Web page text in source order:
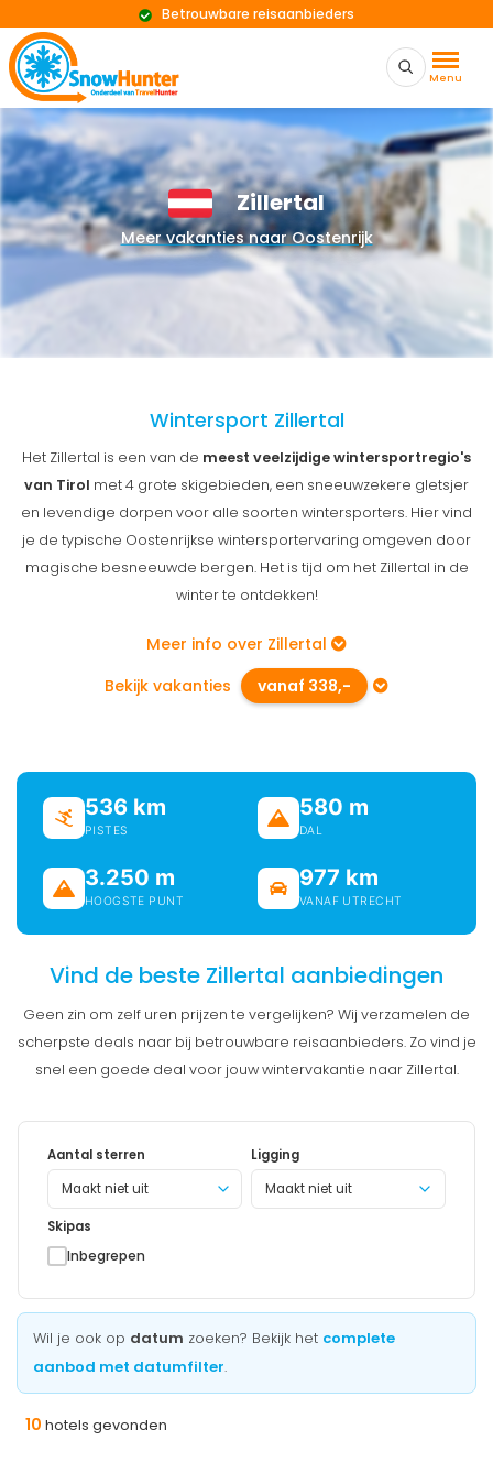
Menu
Betrouwbare reisaanbieders
Zillertal
Meer vakanties naar Oostenrijk
Wintersport Zillertal
Het Zillertal is een van de meest veelzijdige wintersportregio's
van Tirol met 4 grote skigebieden, een sneeuwzekere gletsjer
en levendige dorpen voor alle soorten wintersporters. Hier vind
je de typische Oostenrijkse wintersportervaring omgeven door
magische besneeuwde bergen. Het is tijd om het Zillertal in de
winter te ontdekken!
Meer info over Zillertal
Bekijk vakanties
vanaf 338,-
536 km
PISTES
580 m
DAL
3.250 m
HOOGSTE PUNT
977 km
VANAF UTRECHT
Vind de beste Zillertal aanbiedingen
Geen zin om zelf uren prijzen te vergelijken? Wij verzamelen de
scherpste deals naar bij betrouwbare reisaanbieders. Zo vind je
snel een goede deal voor jouw wintervakantie naar Zillertal.
Aantal sterren
Ligging
Maakt niet uit
Skipas
Inbegrepen
Wil je ook op datum zoeken? Bekijk het complete
aanbod met datumfilter.
10 hotels gevonden